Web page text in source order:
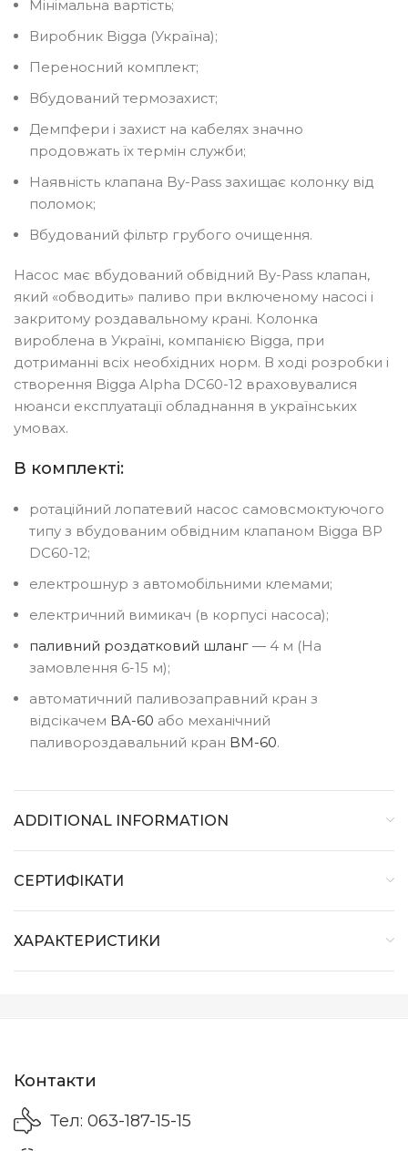
Мінімальна вартість;
Виробник Bigga (Україна);
Переносний комплект;
Вбудований термозахист;
Демпфери і захист на кабелях значно
продовжать їх термін служби;
Наявність клапана By-Pass захищає колонку від
поломок;
Вбудований фільтр грубого очищення.
Насос має вбудований обвідний By-Pass клапан,
який «обводить» паливо при включеному насосі і
закритому роздавальному крані. Колонка
вироблена в Україні, компанією Bigga, при
дотриманні всіх необхідних норм. В ході розробки і
створення Bigga Alpha DC60-12 враховувалися
нюанси експлуатації обладнання в українських
умовах.
В комплекті:
ротаційний лопатевий насос самовсмоктуючого
типу з вбудованим обвідним клапаном Bigga BP
DC60-12;
електрошнур з автомобільними клемами;
електричний вимикач (в корпусі насоса);
паливний роздатковий шланг ― 4 м (На
замовлення 6-15 м);
автоматичний паливозаправний кран з
відсікачем BA-60 або механічний
паливороздавальний кран BM-60.
ADDITIONAL INFORMATION
СЕРТИФІКАТИ
ХАРАКТЕРИСТИКИ
Контакти
Тел: 063-187-15-15